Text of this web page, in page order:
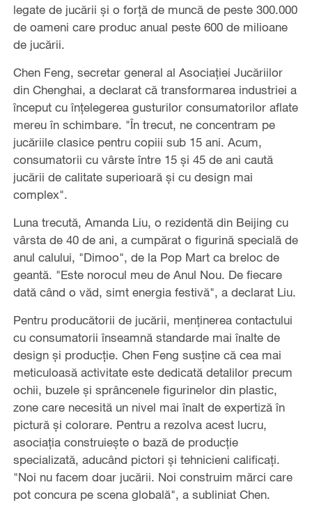
legate de jucării și o forță de muncă de peste 300.000
de oameni care produc anual peste 600 de milioane
de jucării.
Chen Feng, secretar general al Asociației Jucăriilor
din Chenghai, a declarat că transformarea industriei a
început cu înțelegerea gusturilor consumatorilor aflate
mereu în schimbare. "În trecut, ne concentram pe
jucăriile clasice pentru copiii sub 15 ani. Acum,
consumatorii cu vârste între 15 și 45 de ani caută
jucării de calitate superioară și cu design mai
complex".
Luna trecută, Amanda Liu, o rezidentă din Beijing cu
vârsta de 40 de ani, a cumpărat o figurină specială de
anul calului, "Dimoo", de la Pop Mart ca breloc de
geantă. "Este norocul meu de Anul Nou. De fiecare
dată când o văd, simt energia festivă", a declarat Liu.
Pentru producătorii de jucării, menținerea contactului
cu consumatorii înseamnă standarde mai înalte de
design și producție. Chen Feng susține că cea mai
meticuloasă activitate este dedicată detalilor precum
ochii, buzele și sprâncenele figurinelor din plastic,
zone care necesită un nivel mai înalt de expertiză în
pictură și colorare. Pentru a rezolva acest lucru,
asociația construiește o bază de producție
specializată, aducând pictori și tehnicieni calificați.
"Noi nu facem doar jucării. Noi construim mărci care
pot concura pe scena globală", a subliniat Chen.